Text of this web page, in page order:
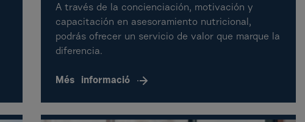
A través de la concienciación, motivación y
capacitación en asesoramiento nutricional,
podrás ofrecer un servicio de valor que marque la
diferencia.
Més informació